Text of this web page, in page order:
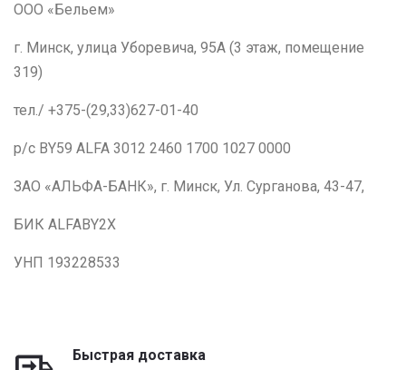
ООО «Бельем»
г. Минск, улица Уборевича, 95А (3 этаж, помещение
319)
тел./ +375-(29,33)627-01-40
р/с BY59 ALFA 3012 2460 1700 1027 0000
ЗАО «АЛЬФА-БАНК», г. Минск, Ул. Сурганова, 43-47,
БИК ALFABY2X
УНП 193228533
Быстрая доставка